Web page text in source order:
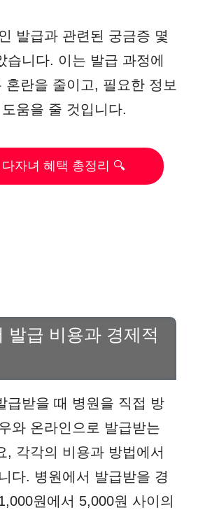
발급과 관련된 궁금증 몇
습니다. 이는 발급 과정에
혼란을 줄이고, 필요한 정보
움을 줄 것입니다.
자녀 혜택 총정리 🔍
발급 비용과 경제적
급받을 때 병원을 직접 방
와 온라인으로 발급받는
, 각각의 비용과 방법에서
다. 병원에서 발급받을 경
원에서 5,000원 사이의